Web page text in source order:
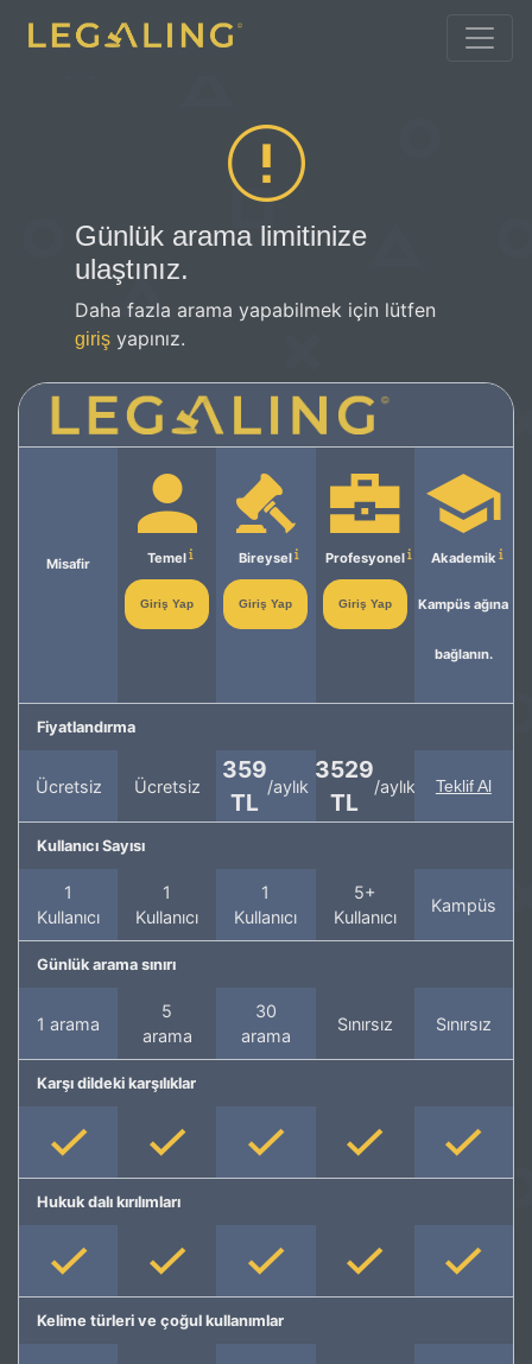
Günlük arama limitinize
ulaştınız.
Daha fazla arama yapabilmek için lütfen
giriş yapınız.
Misafir Temel
Giriş Yap
Bireysel
Giriş Yap
Profesyonel
Giriş Yap
Akademik
Kampüs ağına
bağlanın.
Fiyatlandırma
Ücretsiz Ücretsiz
359
TL
/aylık
3529
TL
/aylık Teklif Al
Kullanıcı Sayısı
1
Kullanıcı
1
Kullanıcı
1
Kullanıcı
5+
Kullanıcı
Kampüs
Günlük arama sınırı
1 arama
5
arama
30
arama
Sınırsız Sınırsız
Karşı dildeki karşılıklar
Hukuk dalı kırılımları
Kelime türleri ve çoğul kullanımlar